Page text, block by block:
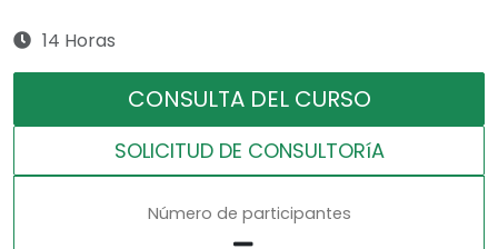
14 Horas
CONSULTA DEL CURSO
SOLICITUD DE CONSULTORíA
Número de participantes